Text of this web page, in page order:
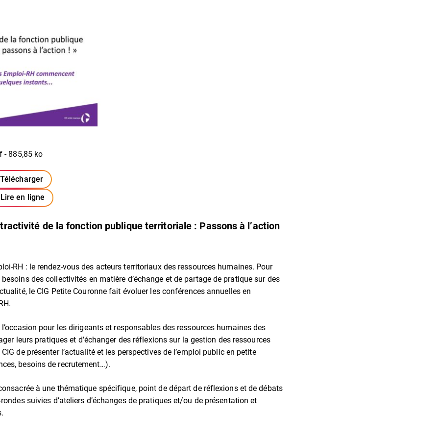
- 885,85 ko
Télécharger
(ouverture dans un nouvel onglet)
Lire en ligne
de la fonction publique territoriale : Passons à l’action
RH : le rendez-vous des acteurs territoriaux des ressources humaines. Pour
des collectivités en matière d’échange et de partage de pratique sur des
le CIG Petite Couronne fait évoluer les conférences annuelles en
pour les dirigeants et responsables des ressources humaines des
leurs pratiques et d’échanger des réflexions sur la gestion des ressources
de présenter l’actualité et les perspectives de l’emploi public en petite
besoins de recrutement…).
à une thématique spécifique, point de départ de réflexions et de débats
suivies d’ateliers d’échanges de pratiques et/ou de présentation et